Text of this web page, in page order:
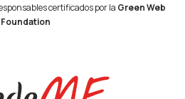
certificados por la Green Web
Foundation